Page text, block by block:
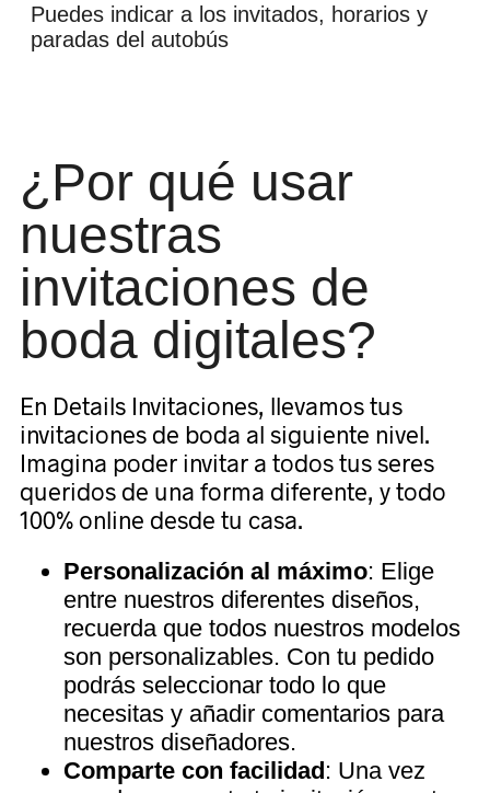
Puedes indicar a los invitados, horarios y
paradas del autobús
¿Por qué usar
nuestras
invitaciones de
boda digitales?
En Details Invitaciones, llevamos tus
invitaciones de boda al siguiente nivel.
Imagina poder invitar a todos tus seres
queridos de una forma diferente, y todo
100% online desde tu casa.
Personalización al máximo: Elige
entre nuestros diferentes diseños,
recuerda que todos nuestros modelos
son personalizables. Con tu pedido
podrás seleccionar todo lo que
necesitas y añadir comentarios para
nuestros diseñadores.
Comparte con facilidad: Una vez